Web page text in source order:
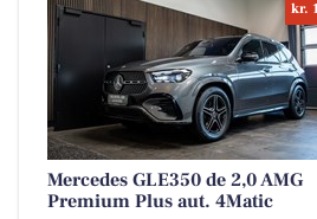
kr.
Mercedes GLE350 de 2,0 AMG
Premium Plus aut. 4Matic